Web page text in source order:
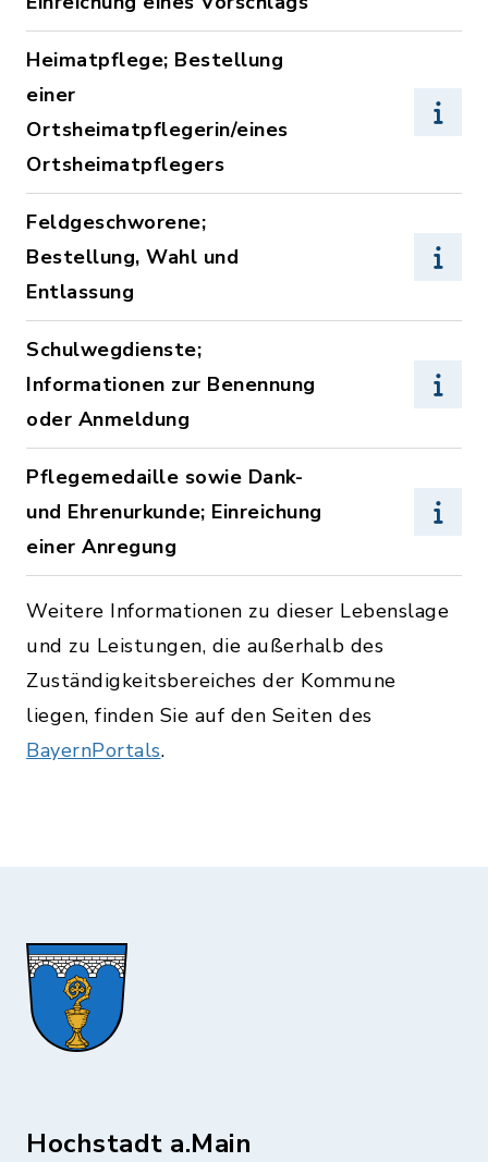
Heimatpflege; Bestellung
einer
Ortsheimatpflegerin/eines
Ortsheimatpflegers
Feldgeschworene;
Bestellung, Wahl und
Entlassung
Schulwegdienste;
Informationen zur Benennung
oder Anmeldung
Pflegemedaille sowie Dank-
und Ehrenurkunde; Einreichung
einer Anregung
Weitere Informationen zu dieser Lebenslage
und zu Leistungen, die außerhalb des
Zuständigkeitsbereiches der Kommune
liegen, finden Sie auf den Seiten des
BayernPortals.
Hochstadt a.Main